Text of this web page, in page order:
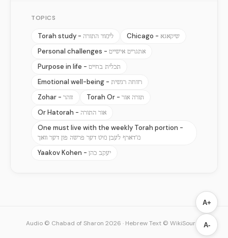
TOPICS
Torah study - לימוד התורה Chicago - שיקאגא
Personal challenges - אתגרים אישיים
Purpose in life - תכלית בחיים
Emotional well-being - רווחה רגשית
Zohar - זוהר Torah Or - תורה אור
Or Hatorah - אור התורה
One must live with the weekly Torah portion -
מ'דארף לעבן מיט דער פרשה פון דער וואך
Yaakov Kohen - יעקב כהן
A+
A-
Audio © Chabad of Sharon 2026 · Hebrew Text © WikiSource